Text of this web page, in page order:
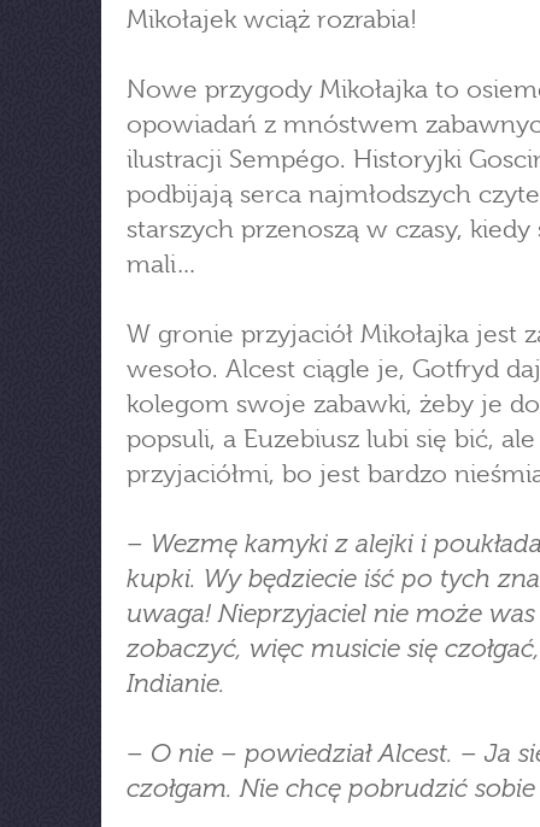
Mikołajek wciąż rozrabia!
Nowe przygody Mikołajka to
opowiadań z mnóstwem
ilustracji Sempégo. Historyjki
podbijają serca najmłodszych
starszych przenoszą w czasy, kiedy
mali…
W gronie przyjaciół Mikołajka jest
wesoło. Alcest ciągle je, Gotfryd
kolegom swoje zabawki, żeby je
popsuli, a Euzebiusz lubi się bić,
przyjaciółmi, bo jest bardzo
– Wezmę kamyki z alejki i
kupki. Wy będziecie iść po tych
uwaga! Nieprzyjaciel nie może was
zobaczyć, więc musicie się
Indianie.
– O nie – powiedział Alcest. – Ja
czołgam. Nie chcę pobrudzić